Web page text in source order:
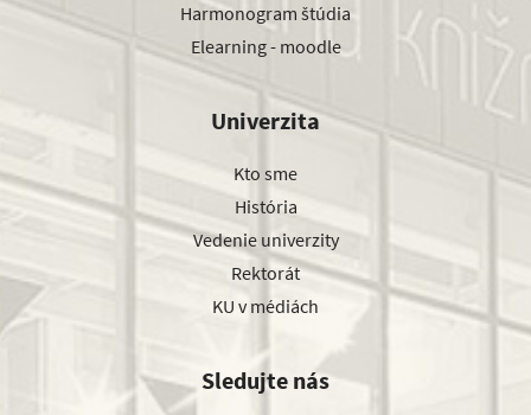
Harmonogram štúdia
Elearning - moodle
Univerzita
Kto sme
História
Vedenie univerzity
Rektorát
KU v médiách
Sledujte nás